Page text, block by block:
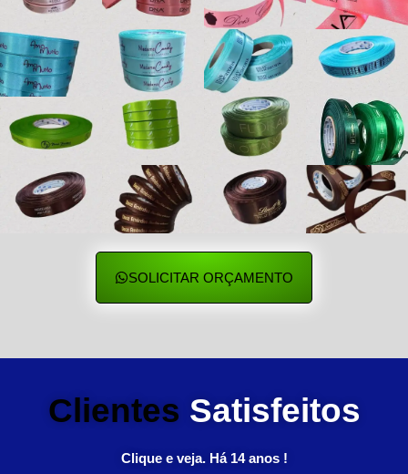
SOLICITAR ORÇAMENTO
Clientes Satisfeitos
Clique e veja. Há 14 anos !